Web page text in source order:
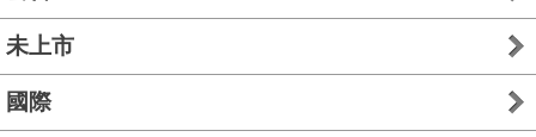
未上市
國際